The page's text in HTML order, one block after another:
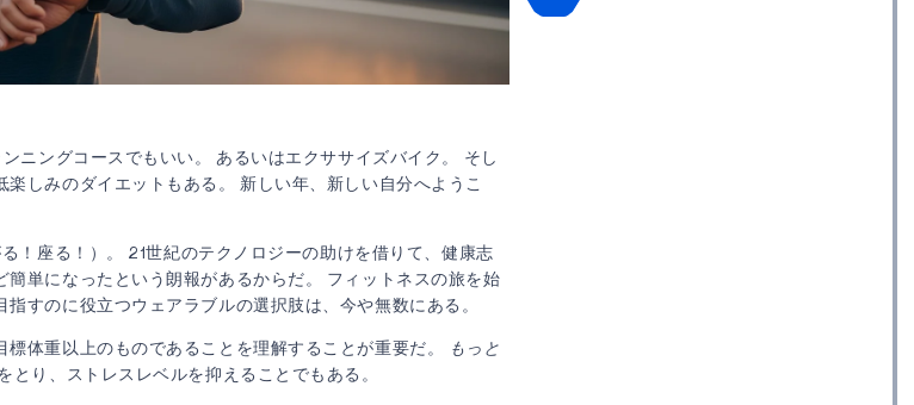
ニングコースでもいい。 あるいはエクササイズバイク。 そし
しみのダイエットもある。 新しい年、新しい自分へようこ
！座る！）。 21世紀のテクノロジーの助けを借りて、健康志
簡単になったという朗報があるからだ。 フィットネスの旅を始
すのに役立つウェアラブルの選択肢は、今や無数にある。
体重以上のものであることを理解することが重要だ。
もっと
とり、ストレスレベルを抑えることでもある。